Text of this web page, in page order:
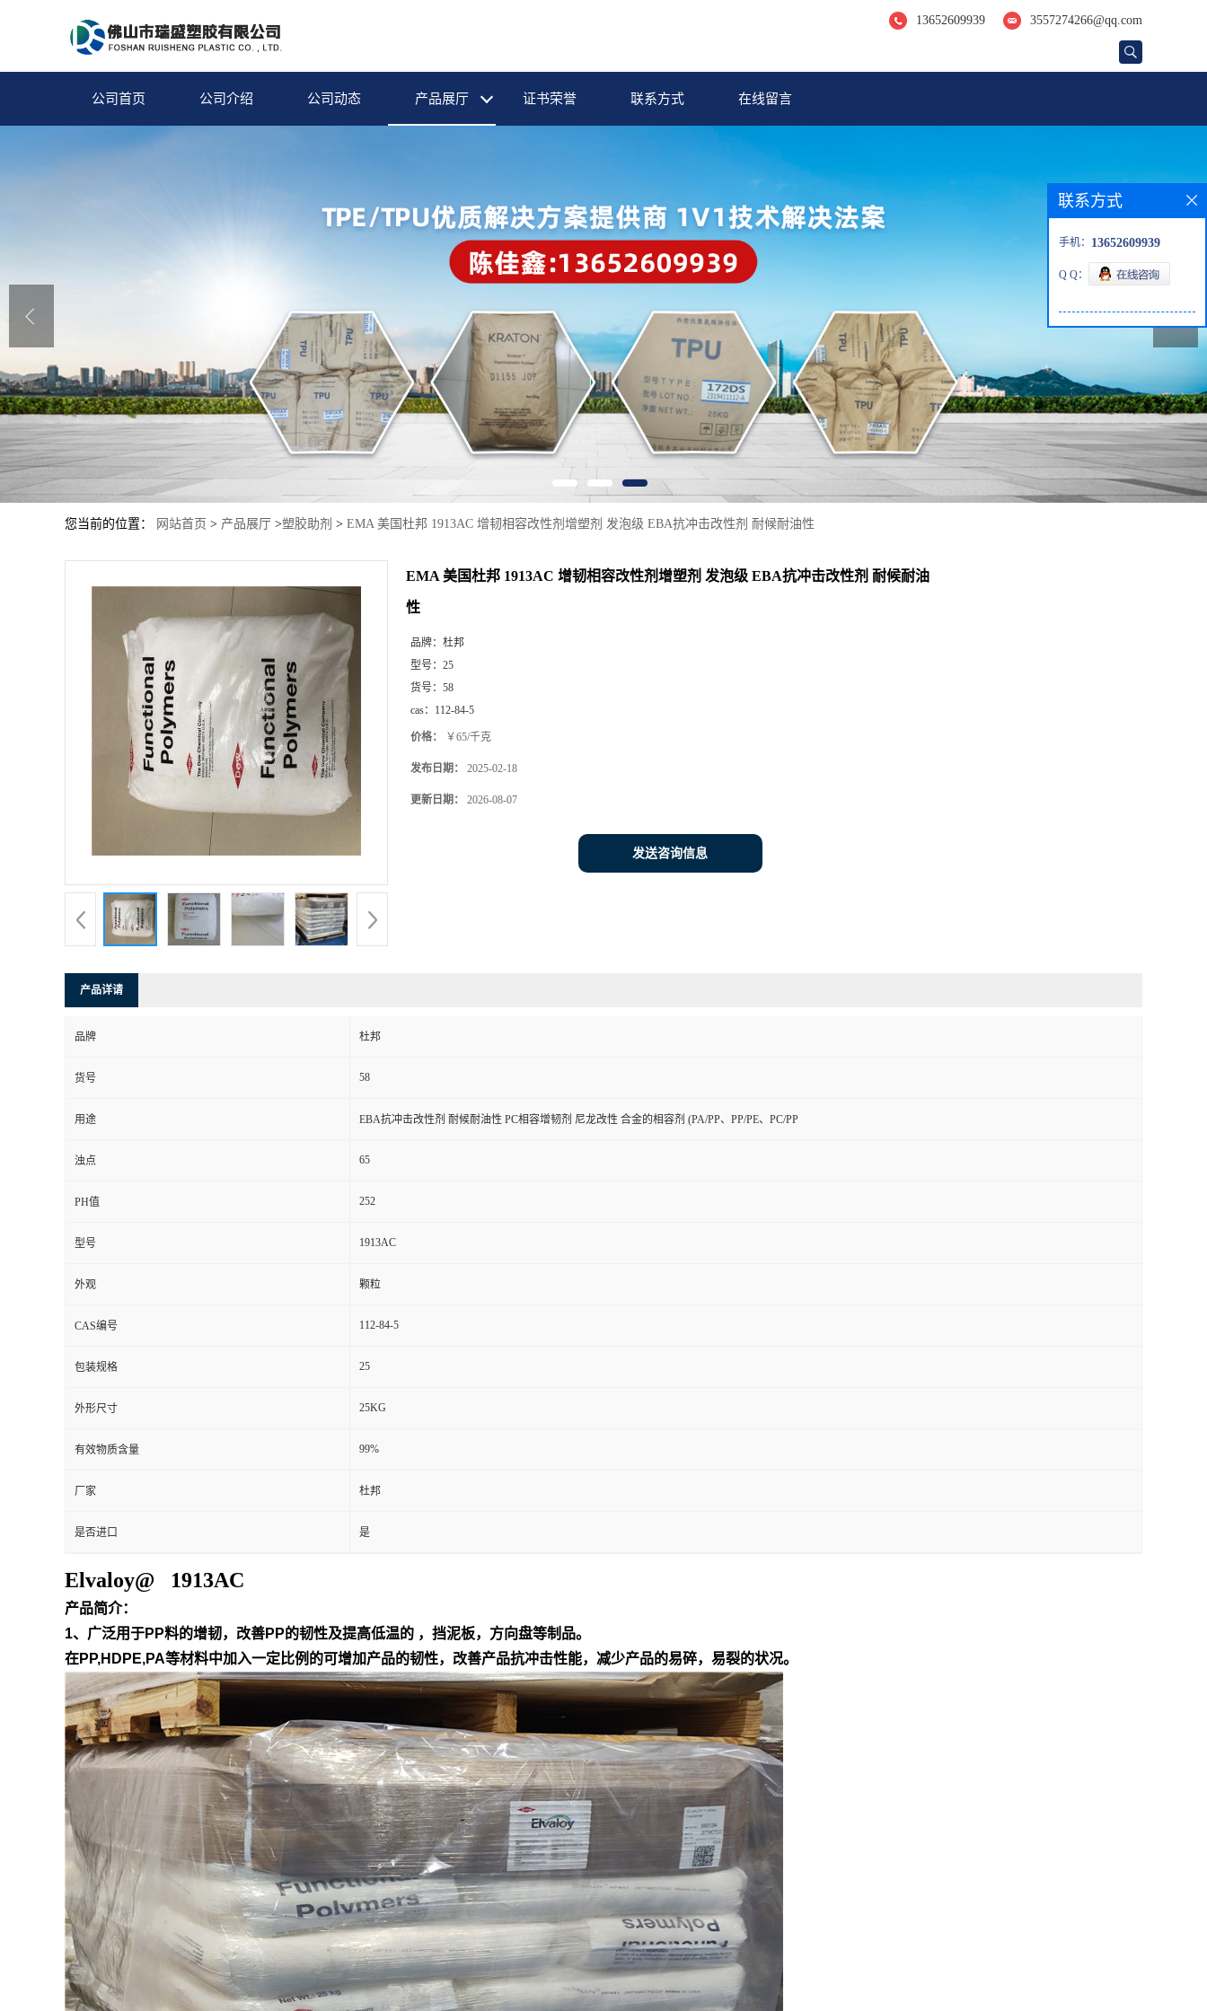
13652609939 3557274266@qq.com
公司首页 公司介绍 公司动态 产品展厅 证书荣誉 联系方式 在线留言
您当前的位置： 网站首页 > 产品展厅 >塑胶助剂 > EMA 美国杜邦 1913AC 增韧相容改性剂增塑剂 发泡级 EBA抗冲击改性剂 耐候耐油性
EMA 美国杜邦 1913AC 增韧相容改性剂增塑剂 发泡级 EBA抗冲击改性剂 耐候耐油
性
品牌： 杜邦
型号： 25
货号： 58
cas： 112-84-5
价格： ￥65/千克
发布日期： 2025-02-18
更新日期： 2026-08-07
发送咨询信息
产品详请
品牌 杜邦
货号 58
用途 EBA抗冲击改性剂 耐候耐油性 PC相容增韧剂 尼龙改性 合金的相容剂 (PA/PP、PP/PE、PC/PP
浊点 65
PH值 252
型号 1913AC
外观 颗粒
CAS编号 112-84-5
包装规格 25
外形尺寸 25KG
有效物质含量 99%
厂家 杜邦
是否进口 是
Elvaloy@ 1913AC
产品简介：
1、广泛用于PP料的增韧，改善PP的韧性及提高低温的 ，挡泥板，方向盘等制品。
在PP,HDPE,PA等材料中加入一定比例的可增加产品的韧性，改善产品抗冲击性能，减少产品的易碎，易裂的状况。
联系方式
手机： 13652609939
Q Q：